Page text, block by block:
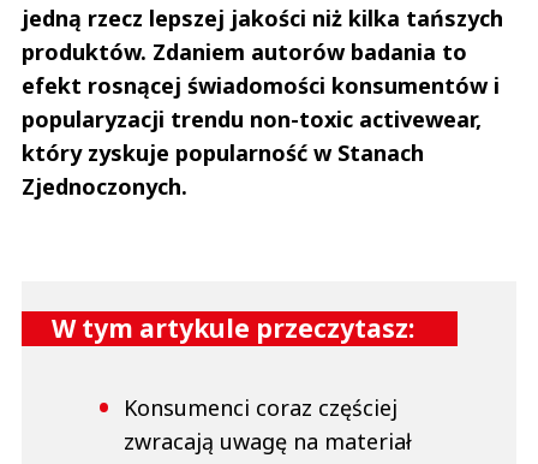
jedną rzecz lepszej jakości niż kilka tańszych
produktów. Zdaniem autorów badania to
efekt rosnącej świadomości konsumentów i
popularyzacji trendu non-toxic activewear,
który zyskuje popularność w Stanach
Zjednoczonych.
W tym artykule przeczytasz:
Konsumenci coraz częściej
zwracają uwagę na materiał